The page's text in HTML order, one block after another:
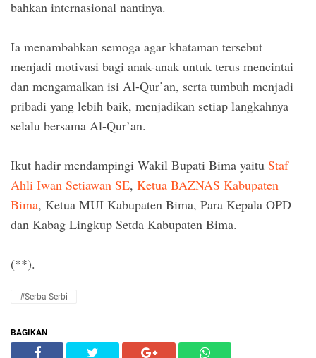
bahkan internasional nantinya.
Ia menambahkan semoga agar khataman tersebut
menjadi motivasi bagi anak-anak untuk terus mencintai
dan mengamalkan isi Al-Qur’an, serta tumbuh menjadi
pribadi yang lebih baik, menjadikan setiap langkahnya
selalu bersama Al-Qur’an.
Ikut hadir mendampingi Wakil Bupati Bima yaitu Staf
Ahli Iwan Setiawan SE, Ketua BAZNAS Kabupaten
Bima, Ketua MUI Kabupaten Bima, Para Kepala OPD
dan Kabag Lingkup Setda Kabupaten Bima.
(**).
#Serba-Serbi
BAGIKAN